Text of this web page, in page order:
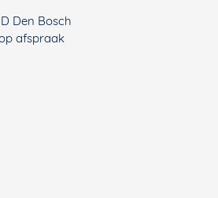
Den Bosch
afspraak